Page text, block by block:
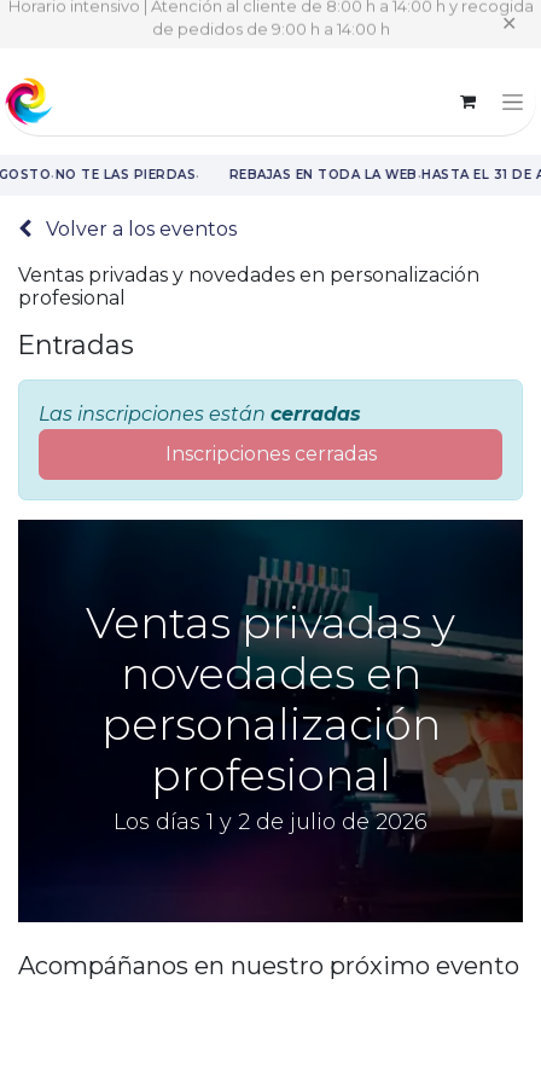
Horario intensivo | Atención al cliente de 8:00 h a 14:00 h y recogida
de pedidos de 9:00 h a 14:00 h ✕
·NO TE LAS PIERDAS· REBAJAS EN TODA LA WEB·HASTA EL 31 DE
Volver a los eventos
Ventas privadas y novedades en personalización
profesional
Entradas
Las inscripciones están cerradas
Inscripciones cerradas
Ventas privadas y
novedades en
personalización
profesional
Los días 1 y 2 de julio de 2026
Acompáñanos en nuestro próximo evento